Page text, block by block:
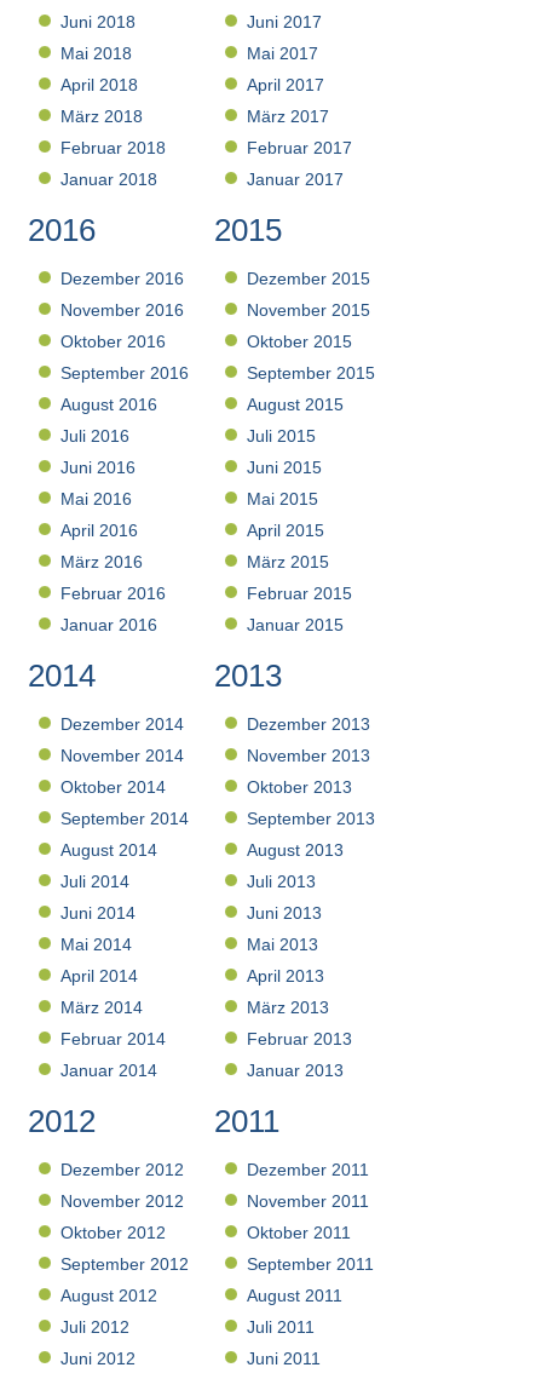
Juni 2018
Mai 2018
April 2018
März 2018
Februar 2018
Januar 2018
Juni 2017
Mai 2017
April 2017
März 2017
Februar 2017
Januar 2017
2016
Dezember 2016
November 2016
Oktober 2016
September 2016
August 2016
Juli 2016
Juni 2016
Mai 2016
April 2016
März 2016
Februar 2016
Januar 2016
2015
Dezember 2015
November 2015
Oktober 2015
September 2015
August 2015
Juli 2015
Juni 2015
Mai 2015
April 2015
März 2015
Februar 2015
Januar 2015
2014
Dezember 2014
November 2014
Oktober 2014
September 2014
August 2014
Juli 2014
Juni 2014
Mai 2014
April 2014
März 2014
Februar 2014
Januar 2014
2013
Dezember 2013
November 2013
Oktober 2013
September 2013
August 2013
Juli 2013
Juni 2013
Mai 2013
April 2013
März 2013
Februar 2013
Januar 2013
2012
Dezember 2012
November 2012
Oktober 2012
September 2012
August 2012
Juli 2012
Juni 2012
2011
Dezember 2011
November 2011
Oktober 2011
September 2011
August 2011
Juli 2011
Juni 2011